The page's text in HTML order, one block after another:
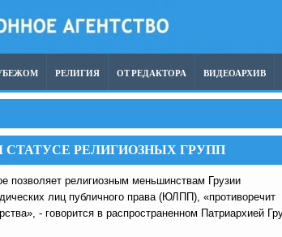
РЕЛИГИЯ ОТ РЕДАКТОРА ВИДЕОАРХИВ
СТАТУСЕ РЕЛИГИОЗНЫХ ГРУПП
позволяет религиозным меньшинствам Грузии
лиц публичного права (ЮЛПП), «противоречит
- говорится в распространенном Патриархией